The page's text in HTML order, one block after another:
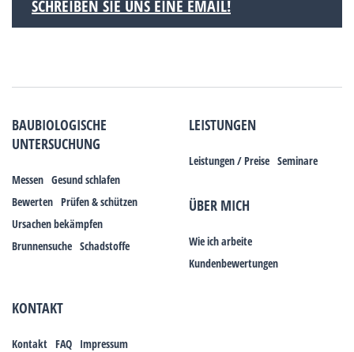
SCHREIBEN SIE UNS EINE EMAIL!
BAUBIOLOGISCHE
UNTERSUCHUNG
Messen Gesund schlafen
Bewerten Prüfen & schützen
Ursachen bekämpfen
Brunnensuche Schadstoffe
LEISTUNGEN
Leistungen / Preise Seminare
ÜBER MICH
Wie ich arbeite
Kundenbewertungen
KONTAKT
Kontakt FAQ Impressum